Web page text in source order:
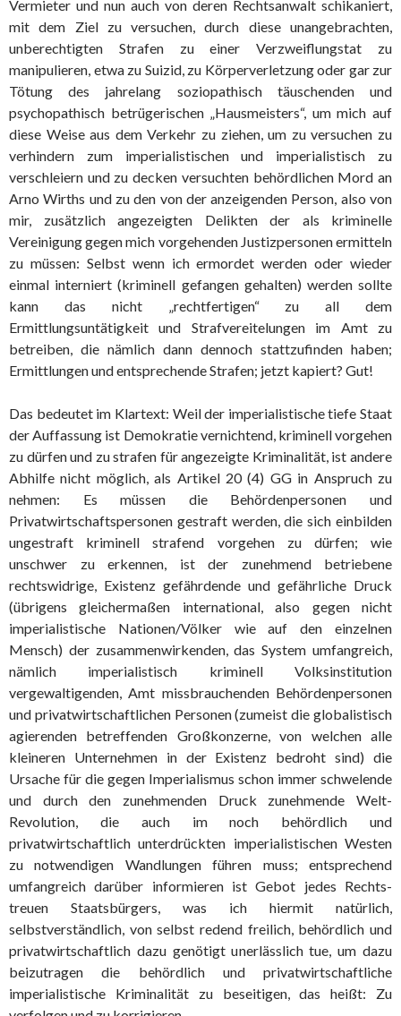
Vermieter und nun auch von deren Rechtsanwalt schikaniert,
mit dem Ziel zu versuchen, durch diese unangebrachten,
unberechtigten Strafen zu einer Verzweiflungstat zu
manipulieren, etwa zu Suizid, zu Körperverletzung oder gar zur
Tötung des jahrelang soziopathisch täuschenden und
psychopathisch betrügerischen „Hausmeisters“, um mich auf
diese Weise aus dem Verkehr zu ziehen, um zu versuchen zu
verhindern zum imperialistischen und imperialistisch zu
verschleiern und zu decken versuchten behördlichen Mord an
Arno Wirths und zu den von der anzeigenden Person, also von
mir, zusätzlich angezeigten Delikten der als kriminelle
Vereinigung gegen mich vorgehenden Justizpersonen ermitteln
zu müssen: Selbst wenn ich ermordet werden oder wieder
einmal interniert (kriminell gefangen gehalten) werden sollte
kann das nicht „rechtfertigen“ zu all dem
Ermittlungsuntätigkeit und Strafvereitelungen im Amt zu
betreiben, die nämlich dann dennoch stattzufinden haben;
Ermittlungen und entsprechende Strafen; jetzt kapiert? Gut!
Das bedeutet im Klartext: Weil der imperialistische tiefe Staat
der Auffassung ist Demokratie vernichtend, kriminell vorgehen
zu dürfen und zu strafen für angezeigte Kriminalität, ist andere
Abhilfe nicht möglich, als Artikel 20 (4) GG in Anspruch zu
nehmen: Es müssen die Behördenpersonen und
Privatwirtschaftspersonen gestraft werden, die sich einbilden
ungestraft kriminell strafend vorgehen zu dürfen; wie
unschwer zu erkennen, ist der zunehmend betriebene
rechtswidrige, Existenz gefährdende und gefährliche Druck
(übrigens gleichermaßen international, also gegen nicht
imperialistische Nationen/Völker wie auf den einzelnen
Mensch) der zusammenwirkenden, das System umfangreich,
nämlich imperialistisch kriminell Volksinstitution
vergewaltigenden, Amt missbrauchenden Behördenpersonen
und privatwirtschaftlichen Personen (zumeist die globalistisch
agierenden betreffenden Großkonzerne, von welchen alle
kleineren Unternehmen in der Existenz bedroht sind) die
Ursache für die gegen Imperialismus schon immer schwelende
und durch den zunehmenden Druck zunehmende Welt-
Revolution, die auch im noch behördlich und
privatwirtschaftlich unterdrückten imperialistischen Westen
zu notwendigen Wandlungen führen muss; entsprechend
umfangreich darüber informieren ist Gebot jedes Rechts-
treuen Staatsbürgers, was ich hiermit natürlich,
selbstverständlich, von selbst redend freilich, behördlich und
privatwirtschaftlich dazu genötigt unerlässlich tue, um dazu
beizutragen die behördlich und privatwirtschaftliche
imperialistische Kriminalität zu beseitigen, das heißt: Zu